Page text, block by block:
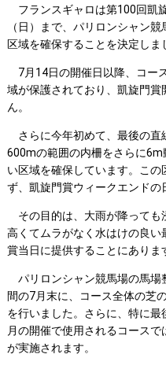
フランスギャロは第100回凱
（日）まで、パリロンシャン
区域を確保することを決定しま
7月14日の開催日以降、コー
域が保護されており、凱旋門
ん。
さらに今年初めて、最後の直
600mの範囲の内柵をさらに
い区域を確保しています。こ
ず、凱旋門賞ウィークエンドの
その目的は、大雨が降っても
高くてムラがなく水はけの良
賞当日に提供することにありま
パリロンシャン競馬場の馬場
間の7月末に、コース全体の芝
を行いました。さらに、特に
月の開催で使用されるコース
が実施されます。